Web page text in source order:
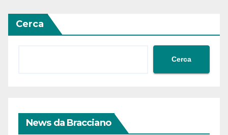
Cerca
Cerca
News da Bracciano